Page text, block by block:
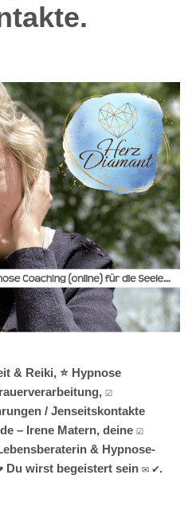
& Reiki, ⭐ Hypnose
☑️
/ Jenseitskontakte
– Irene Matern, deine ☑️
& Hypnose-
Du wirst begeistert sein ✉ ✔.